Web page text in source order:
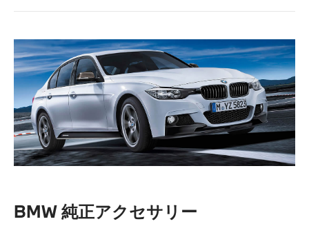
BMW 純正アクセサリー